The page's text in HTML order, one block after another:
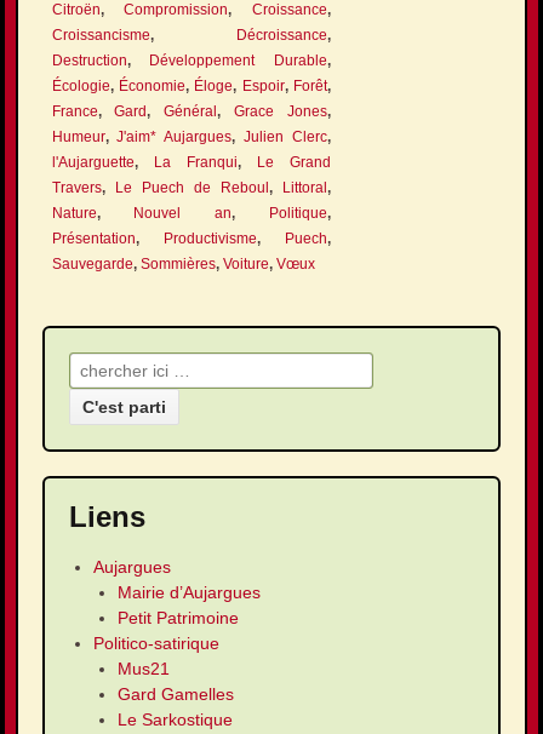
Citroën,Compromission,Croissance,
Croissancisme, Décroissance,
Destruction, Développement Durable,
Écologie, Économie, Éloge, Espoir, Forêt,
France,Gard,Général,Grace Jones,
Humeur,J'aim* Aujargues,Julien Clerc,
l'Aujarguette, La Franqui,
Le Grand
Travers, Le Puech de Reboul, Littoral,
Nature, Nouvel an, Politique,
Présentation, Productivisme, Puech,
Sauvegarde, Sommières, Voiture, Vœux
Recherche pour:
Liens
Aujargues
Mairie d’Aujargues
Petit Patrimoine
Politico-satirique
Mus21
Gard Gamelles
Le Sarkostique